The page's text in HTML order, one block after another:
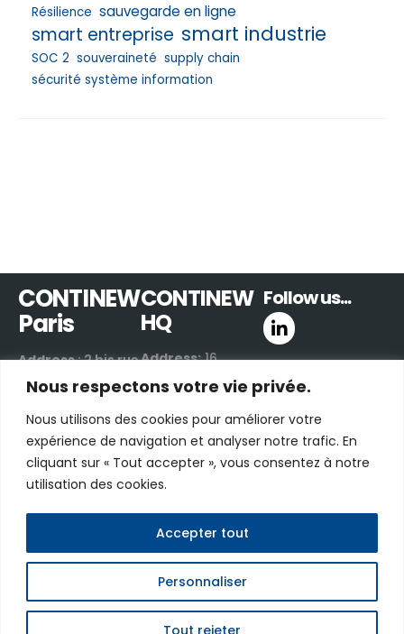
Nous respectons votre vie privée.
Nous utilisons des cookies pour améliorer votre
expérience de navigation et analyser notre trafic. En
cliquant sur « Tout accepter », vous consentez à notre
utilisation des cookies.
Personnaliser
Tout rejeter
Accepter tout
Résilience sauvegarde en ligne
smart entreprise smart industrie
SOC 2 souveraineté supply chain
sécurité système information
CONTINEW
Paris
Address: 2 bis rue
de Villiers
Perret | France
Email:contact us
by e-mail
06 70 03
CONTINEW
HQ
Address:16
Boulevard de
42300 Roanne |
France
Email: contact us
by e-mail
Phone: +33 (0)4
81 17 00 40
Follow us...
CONTINEW © 2026 - Tous droits réservés
Privacy
Terms of use Legal notices
FAQ